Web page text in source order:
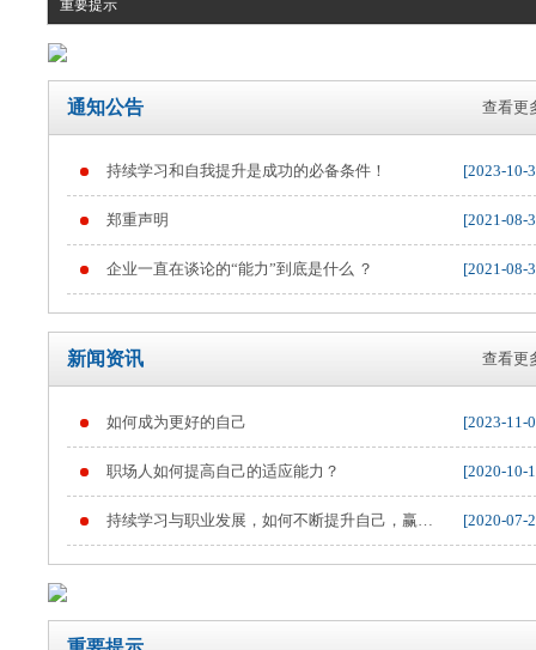
重要提示
重要提示
通知公告 查看更
持续学习和自我提升是成功的必备条件！ [2023-10-
郑重声明 [2021-08-
企业一直在谈论的“能力”到底是什么 ？ [2021-08-
新闻资讯 查看更
如何成为更好的自己 [2023-11-
职场人如何提高自己的适应能力？ [2020-10-
持续学习与职业发展，如何不断提升自己，赢得
职业竞争
[2020-07-